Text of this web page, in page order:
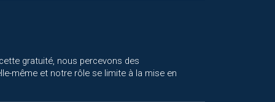
gratuité, nous percevons des
même et notre rôle se limite à la mise en